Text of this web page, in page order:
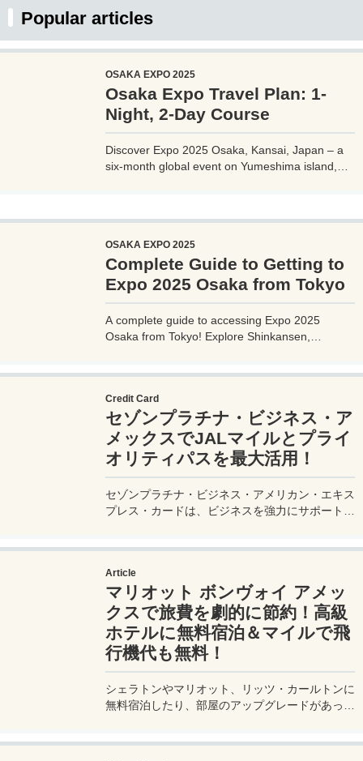
Popular articles
OSAKA EXPO 2025
Osaka Expo Travel Plan: 1-
Night, 2-Day Course
Discover Expo 2025 Osaka, Kansai, Japan – a
six-month global event on Yumeshima island,
OSAKA EXPO 2025
Complete Guide to Getting to
Expo 2025 Osaka from Tokyo
A complete guide to accessing Expo 2025
Osaka from Tokyo! Explore Shinkansen,
Credit Card
セゾンプラチナ・ビジネス・ア
メックスでJALマイルとプライ
オリティパスを最大活用！
セゾンプラチナ・ビジネス・アメリカン・エキス
プレス・カードは、ビジネスを強力にサポートす
最適です。初年度の年会費無料も魅力。ステータ
スと実用性を兼ね備えたビジネスカードで、あな
たのビジネスをワンランクアップさせませんか？
Article
マリオット ボンヴォイ アメッ
クスで旅費を劇的に節約！高級
ホテルに無料宿泊＆マイルで飛
行機代も無料！
シェラトンやマリオット、リッツ・カールトンに
無料宿泊したり、部屋のアップグレードがあった